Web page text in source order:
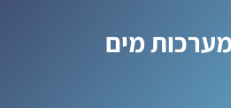
מערכות מים